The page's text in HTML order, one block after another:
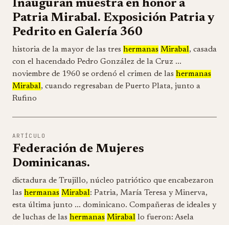
Inauguran muestra en honor a
Patria Mirabal. Exposición Patria y
Pedrito en Galería 360
historia de la mayor de las tres hermanas Mirabal, casada
con el hacendado Pedro González de la Cruz ...
noviembre de 1960 se ordenó el crimen de las hermanas
Mirabal, cuando regresaban de Puerto Plata, junto a
Rufino
ARTÍCULO
Federación de Mujeres
Dominicanas.
dictadura de Trujillo, núcleo patriótico que encabezaron
las hermanas Mirabal: Patria, María Teresa y Minerva,
esta última junto ... dominicano. Compañeras de ideales y
de luchas de las hermanas Mirabal lo fueron: Asela